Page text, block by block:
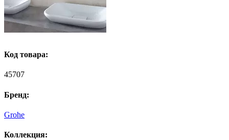
Код товара:
45707
Бренд:
Grohe
Коллекция: